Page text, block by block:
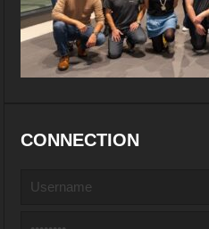
CONNECTION